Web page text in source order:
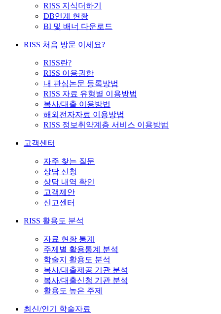
RISS 지식더하기
DB연계 현황
BI 및 배너 다운로드
RISS 처음 방문 이세요?
RISS란?
RISS 이용권한
내 관심논문 등록방법
RISS 자료 유형별 이용방법
복사/대출 이용방법
해외전자자료 이용방법
RISS 정보취약계층 서비스 이용방법
고객센터
자주 찾는 질문
상담 신청
상담 내역 확인
고객제안
신고센터
RISS 활용도 분석
자료 현황 통계
주제별 활용통계 분석
학술지 활용도 분석
복사/대출제공 기관 분석
복사/대출신청 기관 분석
활용도 높은 주제
최신/인기 학술자료